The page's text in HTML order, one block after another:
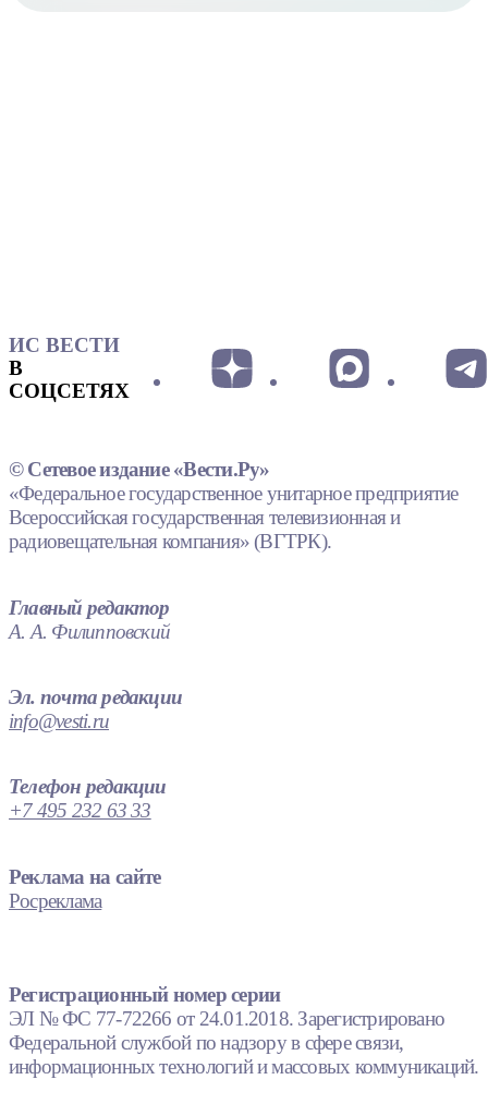
ИС ВЕСТИ
В
СОЦСЕТЯХ
© Сетевое издание «Вести.Ру»
«Федеральное государственное унитарное предприятие
Всероссийская государственная телевизионная и
радиовещательная компания» (ВГТРК).
Главный редактор
А. А. Филипповский
Эл. почта редакции
info@vesti.ru
Телефон редакции
+7 495 232 63 33
Реклама на сайте
Росреклама
Регистрационный номер серии
ЭЛ № ФС 77-72266 от 24.01.2018. Зарегистрировано
Федеральной службой по надзору в сфере связи,
информационных технологий и массовых коммуникаций.